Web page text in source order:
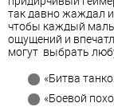
так давно жаждал
чтобы каждый
ощущений и
могут выбрать
«Битва
«Боевой